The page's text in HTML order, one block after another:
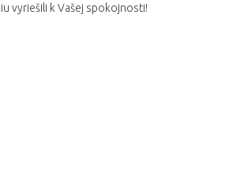
vyriešili k Vašej spokojnosti!